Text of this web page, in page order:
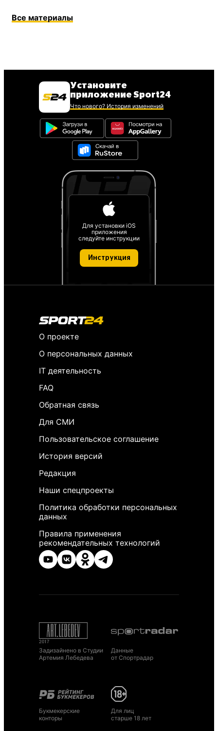
Все материалы
Установите
приложение Sport24
Что нового? История изменений
Для установки iOS
приложения
следуйте инструкции
Инструкция
О проекте
О персональных данных
IT деятельность
FAQ
Обратная связь
Для СМИ
Пользовательское соглашение
История версий
Редакция
Наши спецпроекты
Политика обработки персональных
данных
Правила применения
рекомендательных технологий
Задизайнено в Студии
Артемия Лебедева
Данные
от Спортрадар
Букмекерские
конторы
Для лиц
старше 18 лет